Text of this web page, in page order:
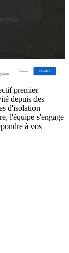
premier
depuis des
d'isolation
l'équipe s'engage
à vos